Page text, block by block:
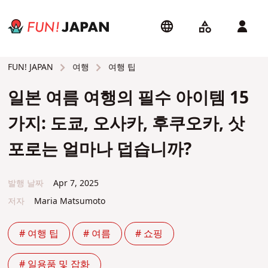
FUN! JAPAN 여행 여행 팁
일본 여름 여행의 필수 아이템 15
가지: 도쿄, 오사카, 후쿠오카, 삿
포로는 얼마나 덥습니까?
발행 날짜
Apr 7, 2025
저자
Maria Matsumoto
# 여행 팁 # 여름 # 쇼핑
# 일용품 및 잡화